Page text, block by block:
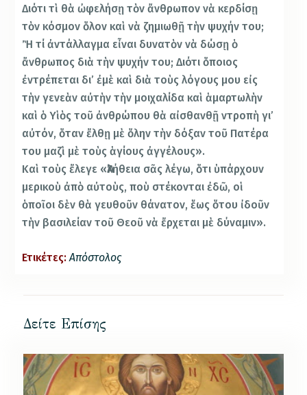
Διότι τὶ θὰ ὠφελήσῃ τὸν ἄνθρωπον νὰ κερδίσῃ
τὸν κόσμον ὅλον καὶ νὰ ζημιωθῇ τὴν ψυχήν του;
Ἢ τί ἀντάλλαγμα εἶναι δυνατὸν νὰ δώσῃ ὁ
ἄνθρωπος διὰ τὴν ψυχήν του; Διότι ὅποιος
ἐντρέπεται δι’ ἐμὲ καὶ διὰ τοὺς λόγους μου εἰς
τὴν γενεὰν αὐτὴν τὴν μοιχαλίδα καὶ ἁμαρτωλὴν
καὶ ὁ Υἱὸς τοῦ ἀνθρώπου θὰ αἰσθανθῇ ντροπὴ γι’
αὐτόν, ὅταν ἔλθῃ μὲ ὅλην τὴν δόξαν τοῦ Πατέρα
του μαζὶ μὲ τοὺς ἁγίους ἀγγέλους».
Καὶ τοὺς ἔλεγε «Ἀλήθεια σᾶς λέγω, ὅτι ὑπάρχουν
μερικοὺ ἀπὸ αὐτοὺς, ποὺ στέκονται ἐδῶ, οἱ
ὁποῖοι δὲν θὰ γευθοῦν θάνατον, ἕως ὅτου ἰδοῦν
τὴν βασιλείαν τοῦ Θεοῦ νὰ ἔρχεται μὲ δύναμιν».
Ετικέτες: Απόστολος
Δείτε Επίσης